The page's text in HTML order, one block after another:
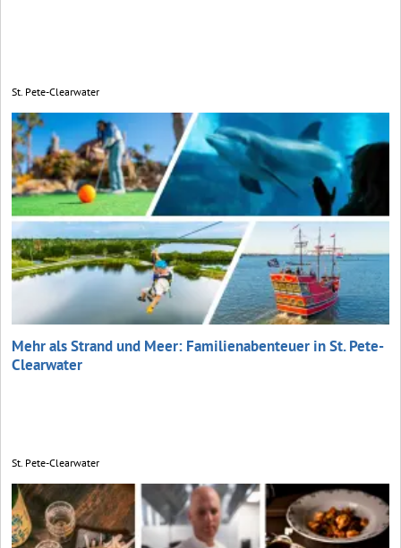
St. Pete-Clearwater
Mehr als Strand und Meer: Familienabenteuer in St. Pete-
Clearwater
St. Pete-Clearwater